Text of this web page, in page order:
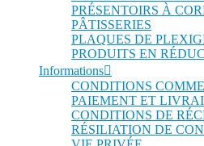
PRÉSENTOIRS À
PÂTISSERIES
PLAQUES DE
PRODUITS EN
Informations
CONDITIONS
PAIEMENT ET
CONDITIONS DE
RÉSILIATION DE